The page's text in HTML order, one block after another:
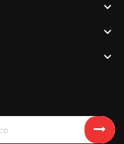


